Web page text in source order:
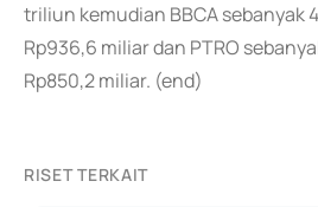
triliun kemudian BBCA sebanyak
Rp936,6 miliar dan PTRO
Rp850,2 miliar. (end)
RISET TERKAIT